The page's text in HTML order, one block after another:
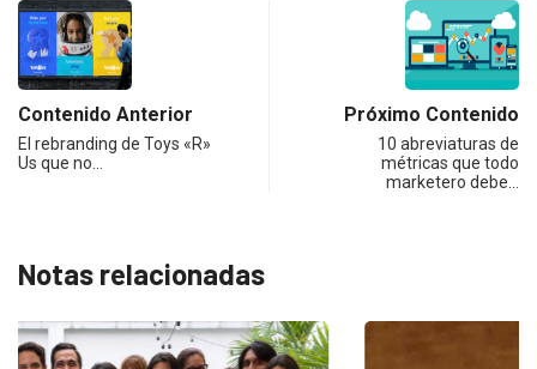
Contenido Anterior
El rebranding de Toys «R»
Us que no…
Próximo Contenido
10 abreviaturas de
métricas que todo
marketero debe…
Notas relacionadas